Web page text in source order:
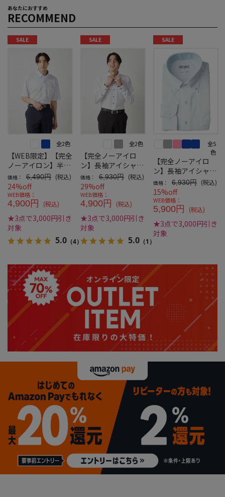
あなたにおすすめ
RECOMMEND
SALE
全2色
【WEB限定】【完全
ノーアイロン】半袖
アイシャツ別生地切
替DRYAIRボタンダ
ウン
価格： 6,490円 (税込)
24%off
WEB価格：
4,900円 (税込)
★3点で3,000円引き
対象
5.0 （4）
SALE
全2色
【完全ノーアイロ
ン】長袖アイシャツ
別生地切替ボタンダ
ウンWEB専用
価格： 6,930円 (税込)
29%off
WEB価格：
4,900円 (税込)
★3点で3,000円引き
対象
5.0 （1）
SALE
全5
色
【完全ノーアイロ
ン】長袖アイシャツ
別生地切替DRYAIR
ボタンダウン
価格： 6,930円 (税込)
15%off
WEB価格：
5,900円 (税込)
★3点で3,000円引き
対象